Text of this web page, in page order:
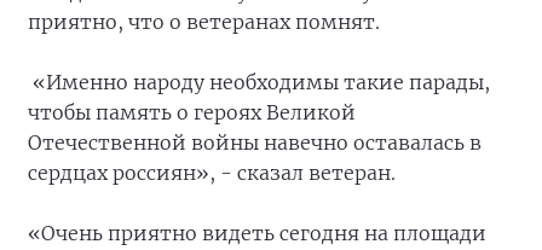
приятно, что о ветеранах помнят.
«Именно народу необходимы такие парады,
чтобы память о героях Великой
Отечественной войны навечно оставалась в
сердцах россиян», - сказал ветеран.
«Очень приятно видеть сегодня на площади